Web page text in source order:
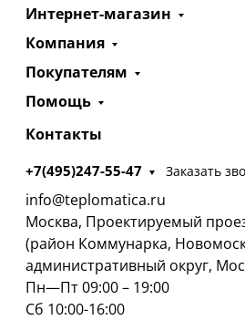
Интернет-магазин
Компания
Покупателям
Помощь
Контакты
+7(495)247-55-47 Заказать
info@teplomatica.ru
Москва, Проектируемый
(район Коммунарка,
административный округ,
Пн—Пт 09:00 – 19:00
Сб 10:00-16:00